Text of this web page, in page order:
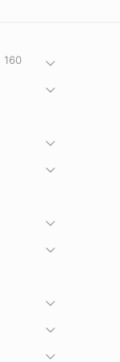
160160